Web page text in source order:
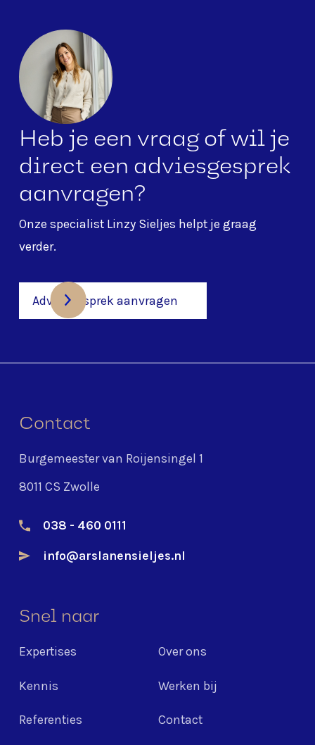
Heb je een vraag of wil je
direct een adviesgesprek
aanvragen?
Onze specialist Linzy Sieljes helpt je graag
verder.
Adviesgesprek aanvragen
Contact
Burgemeester van Roijensingel 1
8011 CS Zwolle
038 - 460 0111
info@arslanensieljes.nl
Snel naar
Expertises Over ons
Kennis Werken bij
Referenties Contact